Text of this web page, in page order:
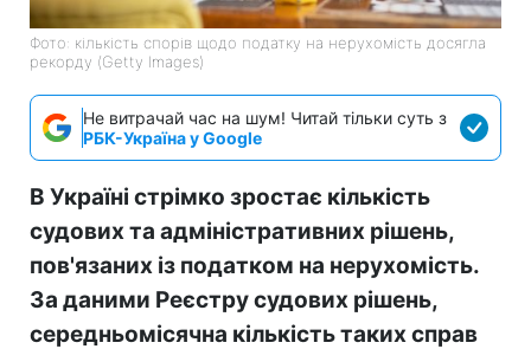
Фото: кількість спорів щодо податку на нерухомість досягла
рекорду (Getty Images)
Не витрачай час на шум! Читай тільки суть з
РБК-Україна у Google
В Україні стрімко зростає кількість
судових та адміністративних рішень,
пов'язаних із податком на нерухомість.
За даними Реєстру судових рішень,
середньомісячна кількість таких справ